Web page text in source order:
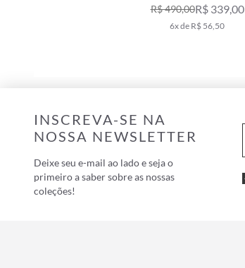
R$ 490,00R$ 339,00
6x de R$ 56,50
INSCREVA-SE NA
NOSSA NEWSLETTER
Deixe seu e-mail ao lado e seja o
primeiro a saber sobre as nossas
coleções!